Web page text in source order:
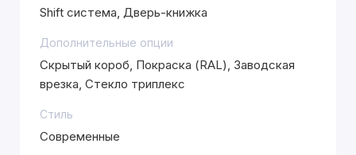
Shift система, Дверь-книжка
Дополнительные опции
Скрытый короб, Покраска (RAL), Заводская
врезка, Стекло триплекс
Стиль
Современные